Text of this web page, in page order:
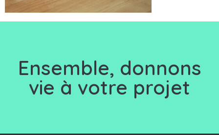
Ensemble, donnons
vie à votre projet